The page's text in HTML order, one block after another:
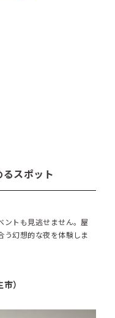
スポット
ントも見逃せません。屋
う幻想的な夜を体験しま
）